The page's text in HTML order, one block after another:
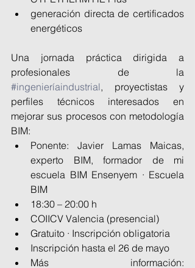
generación directa de certificados
energéticos
Una jornada práctica dirigida a
#ingenieríaindustrial, proyectistas y
perfiles técnicos interesados en
mejorar sus procesos con metodología
BIM:
Ponente: Javier Lamas Maicas,
experto BIM, formador de mi
escuela BIM Ensenyem · Escuela
BIM
18:30 – 20:00 h
COIICV Valencia (presencial)
Gratuito · Inscripción obligatoria
Inscripción hasta el 26 de mayo